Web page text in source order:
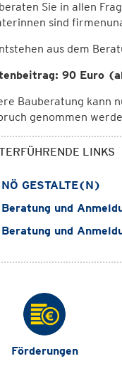
Sie in allen
sind
aus dem
90 Euro
Bauberatung kann
genommen
LINKS
NÖ GESTALTE(N)
Beratung und
Beratung und
Förderungen